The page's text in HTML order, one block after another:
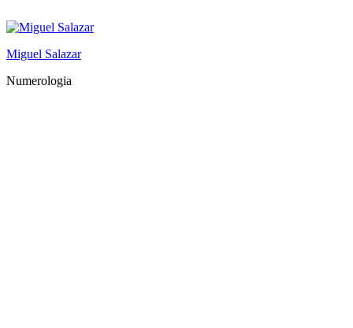
al
Miguel Salazar
Numerologia